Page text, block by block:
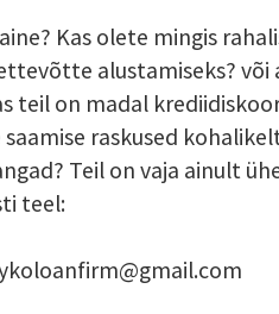
Kas olete mingis
alustamiseks? või
teil on madal
raskused
Teil on vaja ainult
teel: